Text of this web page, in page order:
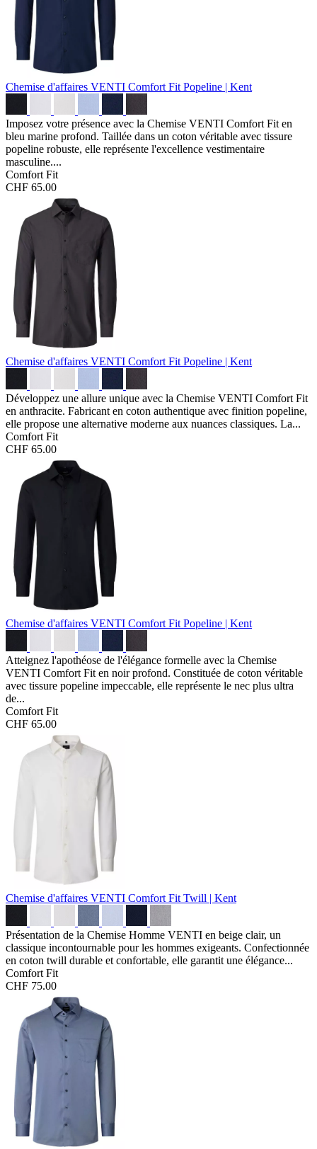
Chemise d'affaires VENTI Comfort Fit Popeline | Kent
Imposez votre présence avec la Chemise VENTI Comfort Fit en
bleu marine profond. Taillée dans un coton véritable avec tissure
popeline robuste, elle représente l'excellence vestimentaire
masculine....
Comfort Fit
CHF 65.00
Chemise d'affaires VENTI Comfort Fit Popeline | Kent
Développez une allure unique avec la Chemise VENTI Comfort Fit
en anthracite. Fabricant en coton authentique avec finition popeline,
elle propose une alternative moderne aux nuances classiques. La...
Comfort Fit
CHF 65.00
Chemise d'affaires VENTI Comfort Fit Popeline | Kent
Atteignez l'apothéose de l'élégance formelle avec la Chemise
VENTI Comfort Fit en noir profond. Constituée de coton véritable
avec tissure popeline impeccable, elle représente le nec plus ultra
de...
Comfort Fit
CHF 65.00
Chemise d'affaires VENTI Comfort Fit Twill | Kent
Présentation de la Chemise Homme VENTI en beige clair, un
classique incontournable pour les hommes exigeants. Confectionnée
en coton twill durable et confortable, elle garantit une élégance...
Comfort Fit
CHF 75.00